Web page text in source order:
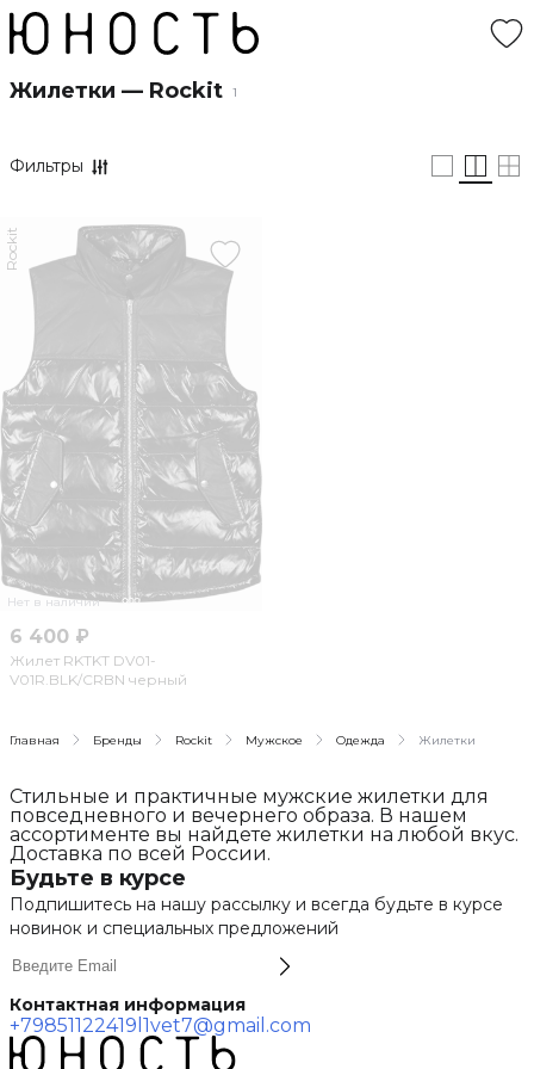
Жилетки — Rockit 1
Фильтры
Нет в наличии
Rockit
6 400 ₽
Жилет RKTKT DV01-
V01R.BLK/CRBN черный
Главная Бренды Rockit Мужское Одежда Жилетки
Стильные и практичные мужские жилетки для
повседневного и вечернего образа. В нашем
ассортименте вы найдете жилетки на любой вкус.
Доставка по всей России.
Будьте в курсе
Подпишитесь на нашу рассылку и всегда будьте в курсе
новинок и специальных предложений
Контактная информация
+79851122419 l1vet7@gmail.com